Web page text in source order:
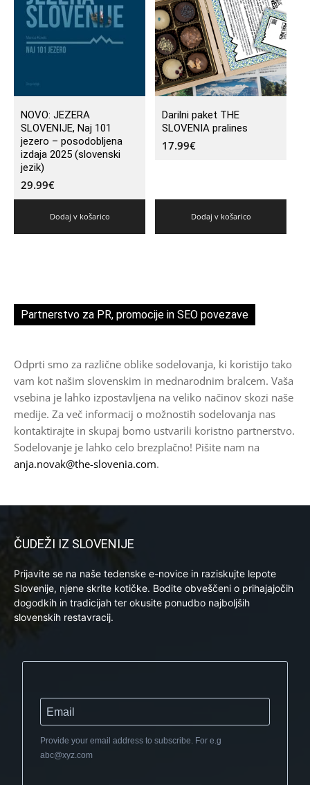
NOVO: JEZERA
SLOVENIJE, Naj 101
jezero – posodobljena
izdaja 2025 (slovenski
jezik)
29.99€
Dodaj v košarico
Darilni paket THE
SLOVENIA pralines
17.99€
Dodaj v košarico
Partnerstvo za PR, promocije in SEO povezave
Odprti smo za različne oblike sodelovanja, ki koristijo tako
vam kot našim slovenskim in mednarodnim bralcem. Vaša
vsebina je lahko izpostavljena na veliko načinov skozi naše
medije. Za več informacij o možnostih sodelovanja nas
kontaktirajte in skupaj bomo ustvarili koristno partnerstvo.
Sodelovanje je lahko celo brezplačno! Pišite nam na
anja.novak@the-slovenia.com.
ČUDEŽI IZ SLOVENIJE
Prijavite se na naše tedenske e-novice in raziskujte lepote
Slovenije, njene skrite kotičke. Bodite obveščeni o prihajajočih
dogodkih in tradicijah ter okusite ponudbo najboljših
slovenskih restavracij.
Provide your email address to subscribe. For e.g
abc@xyz.com